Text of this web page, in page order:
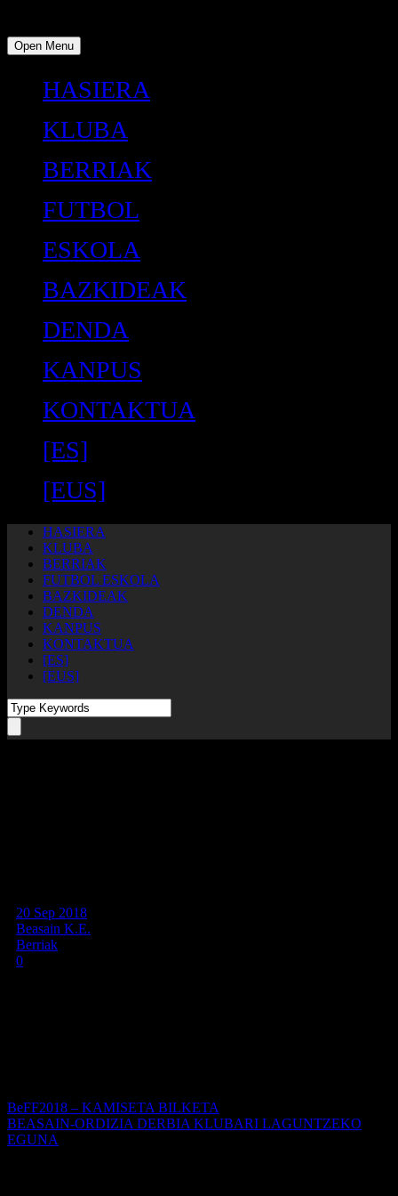
Open Menu
HASIERA
KLUBA
BERRIAK
FUTBOL
ESKOLA
BAZKIDEAK
DENDA
KANPUS
KONTAKTUA
[ES]
[EUS]
HASIERA
KLUBA
BERRIAK
FUTBOL ESKOLA
BAZKIDEAK
DENDA
KANPUS
KONTAKTUA
[ES]
[EUS]
20 Sep 2018
Beasain K.E.
Berriak
0
BeFF2018 – KAMISETA BILKETA
BEASAIN-ORDIZIA DERBIA KLUBARI LAGUNTZEKO
EGUNA